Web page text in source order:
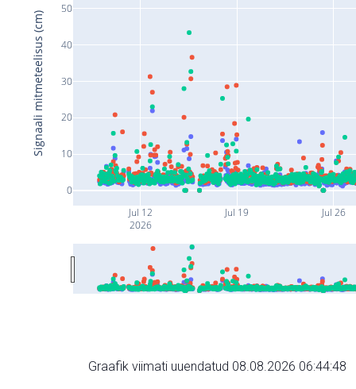
Jul 12
2026
Jul 19 Jul 26
0
10
20
30
40
50
Signaali mitmeteelisus (cm)
Graafik viimati uuendatud 08.08.2026 06:44:48